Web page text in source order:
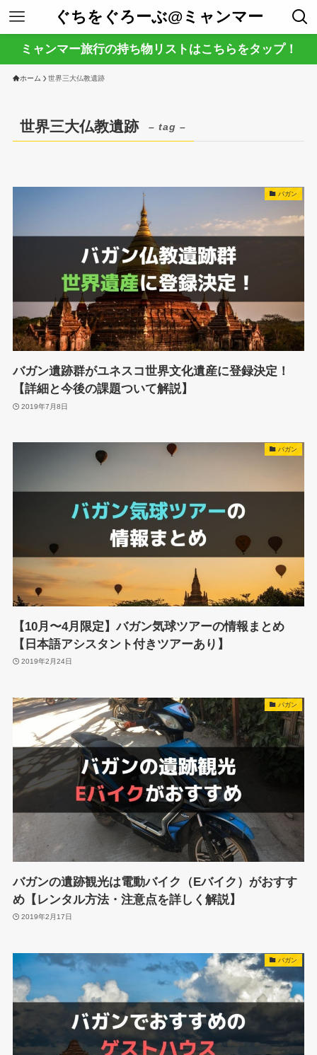
ぐちをぐろーぶ@ミャンマー
ミャンマー旅行の持ち物リストはこちらをタップ！
ホーム 世界三大仏教遺跡
世界三大仏教遺跡 – tag –
バガン
バガン遺跡群がユネスコ世界文化遺産に登録決定！
【詳細と今後の課題ついて解説】
2019年7月8日
バガン
【10月〜4月限定】バガン気球ツアーの情報まとめ
【日本語アシスタント付きツアーあり】
2019年2月24日
バガン
バガンの遺跡観光は電動バイク（Eバイク）がおすす
め【レンタル方法・注意点を詳しく解説】
2019年2月17日
バガン